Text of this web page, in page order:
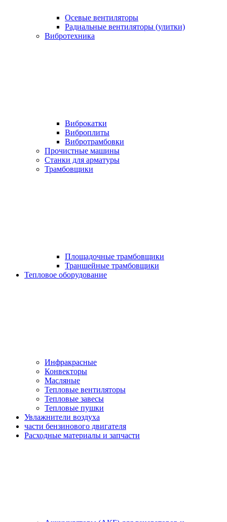
Осевые вентиляторы
Радиальные вентиляторы (улитки)
Вибротехника
Виброкатки
Виброплиты
Вибротрамбовки
Прочистные машины
Станки для арматуры
Трамбовщики
Площадочные трамбовщики
Траншейные трамбовщики
Тепловое оборудование
Инфракрасные
Конвекторы
Масляные
Тепловые вентиляторы
Тепловые завесы
Тепловые пушки
Увлажнители воздуха
части бензинового двигателя
Расходные материалы и запчасти